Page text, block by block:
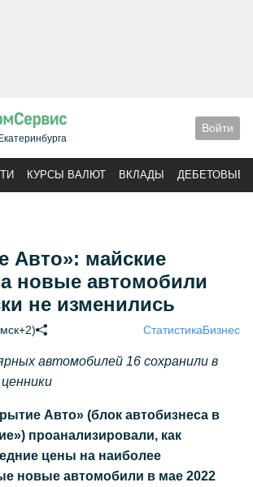
Войти
КУРСЫ ВАЛЮТ ВКЛАДЫ ДЕБЕТОВЫЕ
Авто»: майские
новые автомобили
не изменились
СтатистикаБизнес
автомобилей 16 сохранили в
Авто» (блок автобизнеса в
проанализировали, как
цены на наиболее
новые автомобили в мае 2022